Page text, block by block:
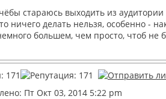
стараюсь выходить из
ничего делать нельзя, особенно
большем, чем просто, чтоб не
Пт Окт 03, 2014 5:22 pm